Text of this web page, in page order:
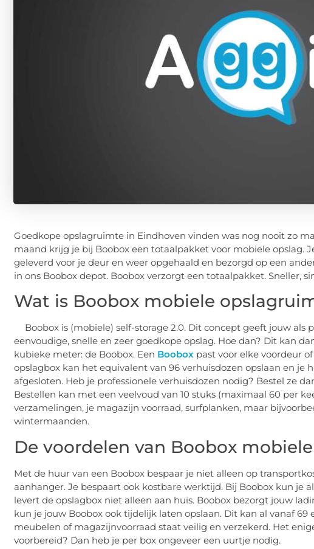
Goedkope opslagruimte in Eindhoven vinden was nog nooit zo
maand krijg je bij Boobox een totaalpakket voor mobiele opslag.
geleverd voor je deur en weer opgehaald en bezorgd op een
in ons Boobox depot. Boobox verzorgt een totaalpakket. Sneller,
Wat is Boobox mobiele
Boobox is (mobiele) self-storage 2.0. Dit concept geeft jouw
eenvoudige, snelle en zeer goedkope opslag. Hoe dan? Dit kan
kubieke meter: de Boobox. Een Boobox past voor elke voordeur
opslagbox kan het equivalent van 96 verhuisdozen opslaan en je
afgesloten. Heb je professionele verhuisdozen nodig? Bestel ze
Bestellen kan met een veelvoud van 10 stuks (maximaal 60 per
verzamelingen, je magazijn voorraad, surfplanken, maar
wintermaanden.
De voordelen van Boobox
Met de huur van een Boobox bespaar je niet alleen op
aanhanger. Je bespaart ook kostbare werktijd. Bij Boobox kun je
levert de opslagbox niet alleen aan huis. Boobox bezorgt jouw
kun je jouw Boobox ook tijdelijk laten opslaan. Dit kan al vanaf
meubelen of magazijnvoorraad staat veilig en verzekerd. Het
voorbereid? Dan heb je per box ongeveer een uurtje nodig.